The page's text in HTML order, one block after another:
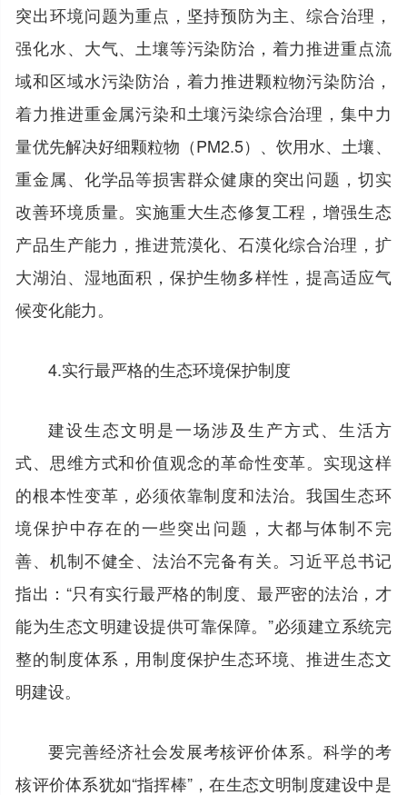
突出环境问题为重点，坚持预防为主、综合治理，
强化水、大气、土壤等污染防治，着力推进重点流
域和区域水污染防治，着力推进颗粒物污染防治，
着力推进重金属污染和土壤污染综合治理，集中力
量优先解决好细颗粒物（PM2.5）、饮用水、土壤、
重金属、化学品等损害群众健康的突出问题，切实
改善环境质量。实施重大生态修复工程，增强生态
产品生产能力，推进荒漠化、石漠化综合治理，扩
大湖泊、湿地面积，保护生物多样性，提高适应气
候变化能力。
4.实行最严格的生态环境保护制度
建设生态文明是一场涉及生产方式、生活方
式、思维方式和价值观念的革命性变革。实现这样
的根本性变革，必须依靠制度和法治。我国生态环
境保护中存在的一些突出问题，大都与体制不完
善、机制不健全、法治不完备有关。习近平总书记
指出：“只有实行最严格的制度、最严密的法治，才
能为生态文明建设提供可靠保障。”必须建立系统完
整的制度体系，用制度保护生态环境、推进生态文
明建设。
要完善经济社会发展考核评价体系。科学的考
核评价体系犹如“指挥棒”，在生态文明制度建设中是